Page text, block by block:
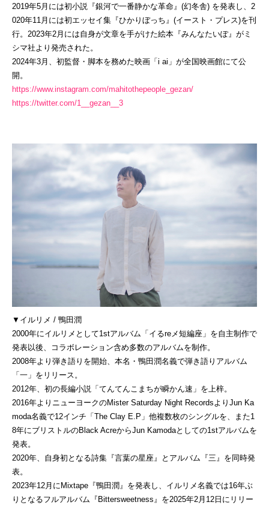
2019年5月には初小説『銀河で一番静かな革命』(幻冬舎) を発表し、2
020年11月には初エッセイ集『ひかりぼっち』(イースト・プレス)を刊
行。2023年2月には自身が文章を手がけた絵本『みんなたいぽ』がミ
シマ社より発売された。
2024年3月、初監督・脚本を務めた映画「i ai」が全国映画館にて公
開。
https://www.instagram.com/mahitothepeople_gezan/
https://twitter.com/1__gezan__3
▼イルリメ / 鴨田潤
2000年にイルリメとして1stアルバム「イるreメ短編座」を自主制作で
発表以後、コラボレーション含め多数のアルバムを制作。
2008年より弾き語りを開始、本名・鴨田潤名義で弾き語りアルバム
「一」をリリース。
2012年、初の長編小説「てんてんこまちが瞬かん速」を上梓。
2016年よりニューヨークのMister Saturday Night RecordsよりJun Ka
moda名義で12インチ「The Clay E.P」他複数枚のシングルを、また1
8年にブリストルのBlack AcreからJun Kamodaとしての1stアルバムを
発表。
2020年、自身初となる詩集『言葉の星座』とアルバム『三』を同時発
表。
2023年12月にMixtape『鴨田潤』を発表し、イルリメ名義では16年ぶ
りとなるフルアルバム『Bittersweetness』を2025年2月12日にリリー